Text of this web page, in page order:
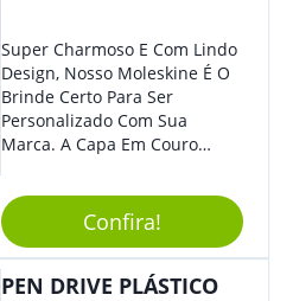
Super Charmoso E Com Lindo
Design, Nosso Moleskine É O
Brinde Certo Para Ser
Personalizado Com Sua
Marca. A Capa Em Couro
Elástico Permite Maior
Segurança Ao Carregá-Lo.
Ofereça A Seus Clientes E
Colaboradores, Sem Dúvidas
Eles Irão Adorar.
Confira!
PEN DRIVE PLÁSTICO